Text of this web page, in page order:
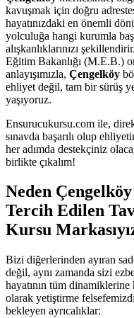
kavuşmak için doğru
hayatınızdaki en önemli
yolculuğa hangi kurumla
alışkanlıklarınızı
Eğitim Bakanlığı (M.E.B.)
anlayışımızla, Çengelköy
ehliyet değil, tam bir sürüş
yaşıyoruz.
Ensurucukursu.com ile,
sınavda başarılı olup
her adımda destekçiniz
birlikte çıkalım!
Neden
Tercih Edilen
Kursu
Bizi diğerlerinden ayıran
değil, aynı zamanda sizi
hayatının tüm
olarak yetiştirme
bekleyen ayrıcalıklar: